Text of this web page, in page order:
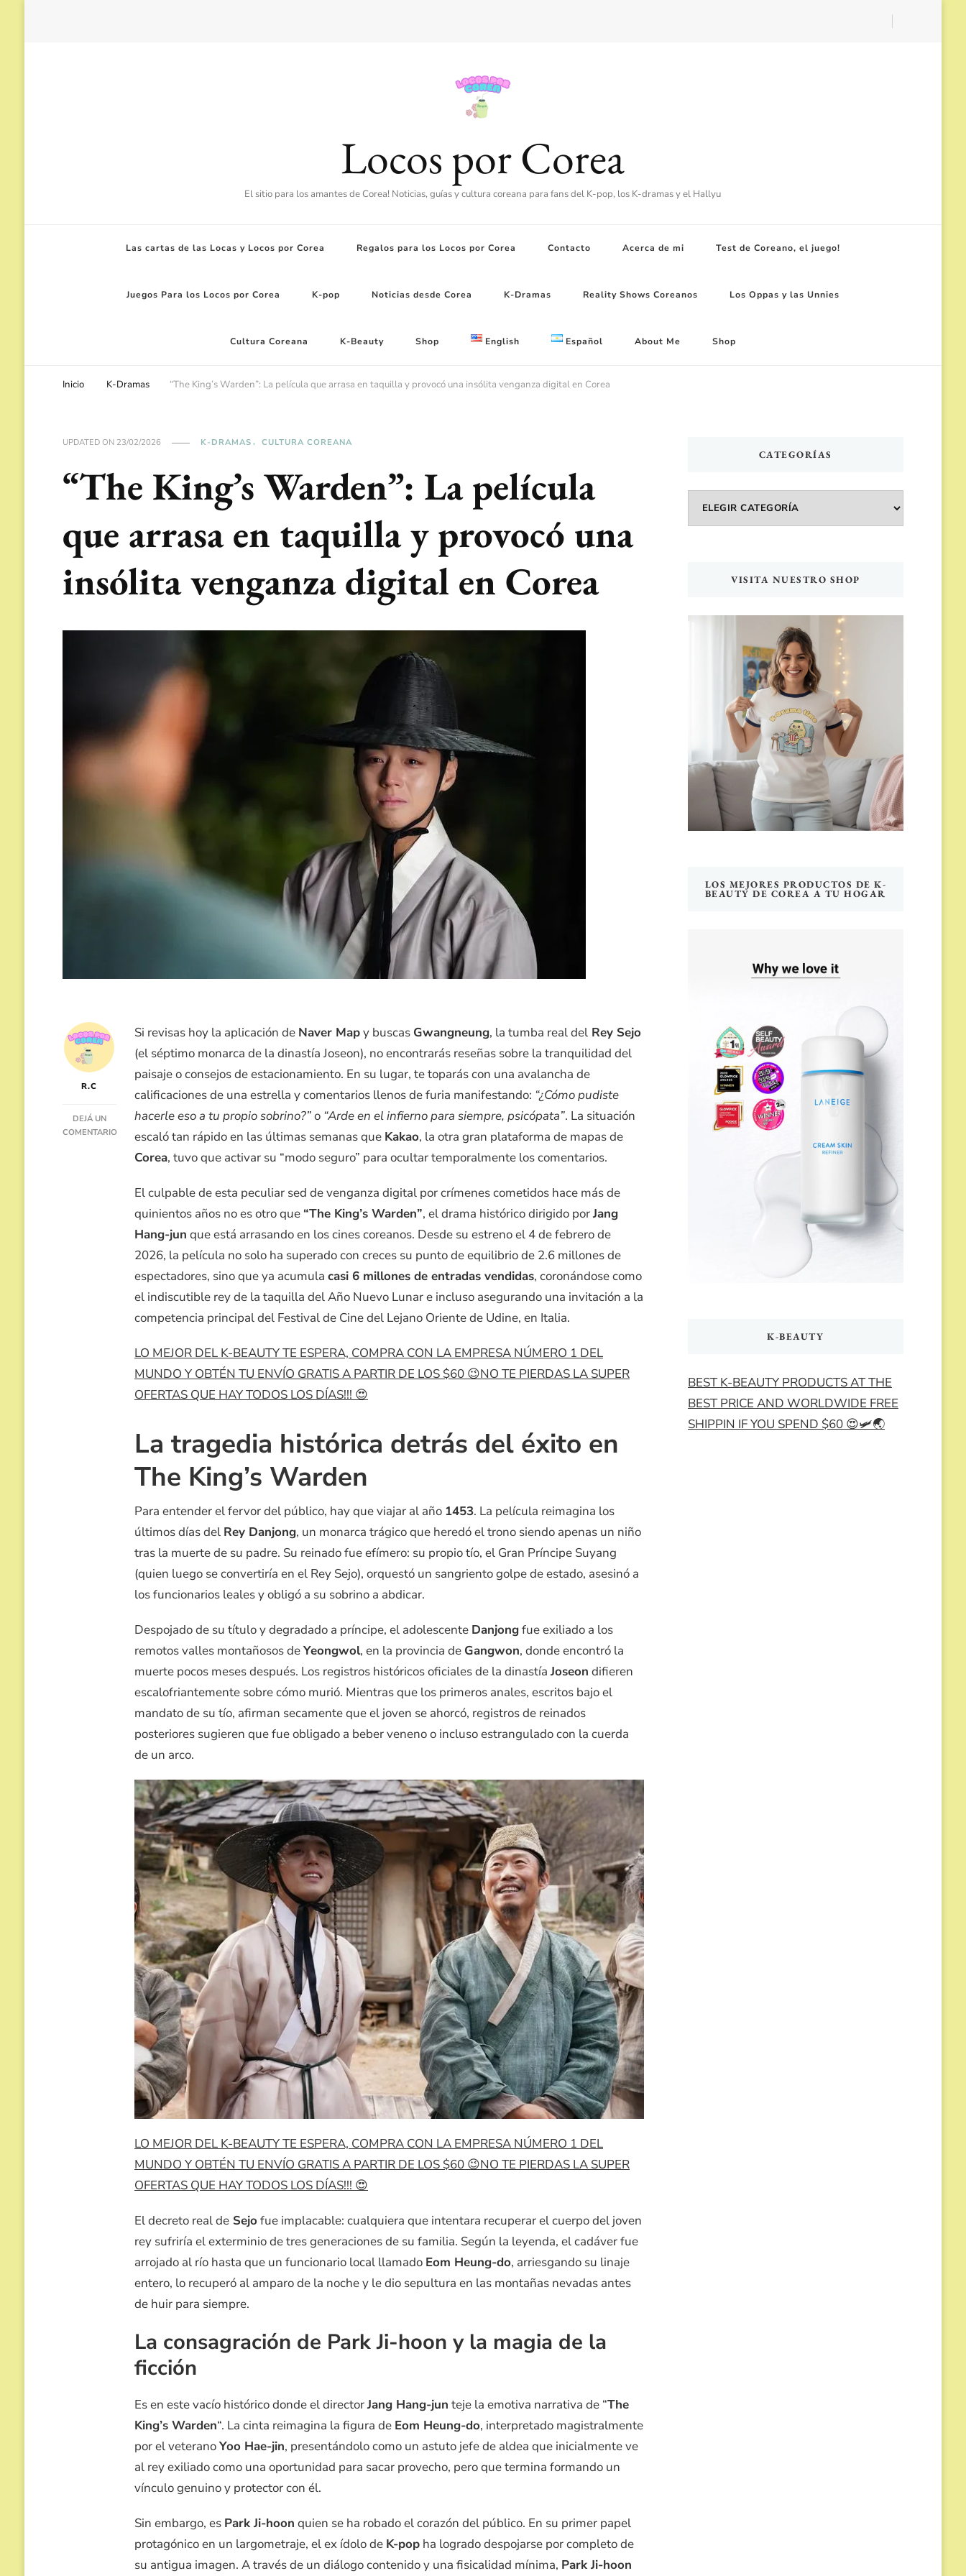
Locos por Corea
El sitio para los amantes de Corea! Noticias, guías y cultura coreana para fans del K-pop, los K-dramas y el Hallyu
Las cartas de las Locas y Locos por Corea Regalos para los Locos por Corea Contacto Acerca de mi Test de Coreano, el juego!
Juegos Para los Locos por Corea K-pop Noticias desde Corea K-Dramas Reality Shows Coreanos Los Oppas y las Unnies
Cultura Coreana K-Beauty Shop English Español About Me Shop
Inicio K-Dramas “The King’s Warden”: La película que arrasa en taquilla y provocó una insólita venganza digital en Corea
UPDATED ON 23/02/2026 K-DRAMAS CULTURA COREANA
“The King’s Warden”: La película
que arrasa en taquilla y provocó una
insólita venganza digital en Corea
R.C
DEJÁ UN
COMENTARIO
Si revisas hoy la aplicación de Naver Mapy buscas Gwangneung, la tumba real delRey Sejo
(el séptimo monarca de la dinastía Joseon), no encontrarás reseñas sobre la tranquilidad del
paisaje o consejos de estacionamiento. En su lugar, te toparás con una avalancha de
calificaciones de una estrella y comentarios llenos de furia manifestando: “¿Cómo pudiste
hacerle eso a tu propio sobrino?”o “Arde en el infierno para siempre, psicópata”. La situación
escaló tan rápido en las últimas semanas que Kakao, la otra gran plataforma de mapas de
Corea, tuvo que activar su “modo seguro” para ocultar temporalmente los comentarios.
El culpable de esta peculiar sed de venganza digital por crímenes cometidos hace más de
quinientos años no es otro que “The King’s Warden”, el drama histórico dirigido porJang
Hang-jun que está arrasando en los cines coreanos. Desde su estreno el 4 de febrero de
2026, la película no solo ha superado con creces su punto de equilibrio de 2.6 millones de
espectadores, sino que ya acumula casi 6 millones de entradas vendidas, coronándose como
el indiscutible rey de la taquilla del Año Nuevo Lunar e incluso asegurando una invitación a la
competencia principal del Festival de Cine del Lejano Oriente de Udine, en Italia.
LO MEJOR DEL K-BEAUTY TE ESPERA, COMPRA CON LA EMPRESA NÚMERO 1 DEL
MUNDO Y OBTÉN TU ENVÍO GRATIS A PARTIR DE LOS $60 😉NO TE PIERDAS LA SUPER
OFERTAS QUE HAY TODOS LOS DÍAS!!! 😍
La tragedia histórica detrás del éxito en
The King’s Warden
Para entender el fervor del público, hay que viajar al año 1453. La película reimagina los
últimos días del Rey Danjong, un monarca trágico que heredó el trono siendo apenas un niño
tras la muerte de su padre. Su reinado fue efímero: su propio tío, el Gran Príncipe Suyang
(quien luego se convertiría en el Rey Sejo), orquestó un sangriento golpe de estado, asesinó a
los funcionarios leales y obligó a su sobrino a abdicar.
Despojado de su título y degradado a príncipe, el adolescente Danjongfue exiliado a los
remotos valles montañosos deYeongwol, en la provincia de Gangwon, donde encontró la
muerte pocos meses después. Los registros históricos oficiales de la dinastía Joseon difieren
escalofriantemente sobre cómo murió. Mientras que los primeros anales, escritos bajo el
mandato de su tío, afirman secamente que el joven se ahorcó, registros de reinados
posteriores sugieren que fue obligado a beber veneno o incluso estrangulado con la cuerda
de un arco.
LO MEJOR DEL K-BEAUTY TE ESPERA, COMPRA CON LA EMPRESA NÚMERO 1 DEL
MUNDO Y OBTÉN TU ENVÍO GRATIS A PARTIR DE LOS $60 😉NO TE PIERDAS LA SUPER
OFERTAS QUE HAY TODOS LOS DÍAS!!! 😍
El decreto real deSejo fue implacable: cualquiera que intentara recuperar el cuerpo del joven
rey sufriría el exterminio de tres generaciones de su familia. Según la leyenda, el cadáver fue
arrojado al río hasta que un funcionario local llamado Eom Heung-do, arriesgando su linaje
entero, lo recuperó al amparo de la noche y le dio sepultura en las montañas nevadas antes
de huir para siempre.
La consagración de Park Ji-hoon y la magia de la
ficción
Es en este vacío histórico donde el directorJang Hang-jun teje la emotiva narrativa de “The
King’s Warden“. La cinta reimagina la figura de Eom Heung-do, interpretado magistralmente
por el veteranoYoo Hae-jin, presentándolo como un astuto jefe de aldea que inicialmente ve
al rey exiliado como una oportunidad para sacar provecho, pero que termina formando un
vínculo genuino y protector con él.
Sin embargo, es Park Ji-hoon quien se ha robado el corazón del público. En su primer papel
protagónico en un largometraje, el ex ídolo de K-popha logrado despojarse por completo de
su antigua imagen. A través de un diálogo contenido y una fisicalidad mínima, Park Ji-hoon
CATEGORÍAS
Categorías
VISITA NUESTRO SHOP
LOS MEJORES PRODUCTOS DE K-
BEAUTY DE COREA A TU HOGAR
K-BEAUTY
BEST K-BEAUTY PRODUCTS AT THE
BEST PRICE AND WORLDWIDE FREE
SHIPPIN IF YOU SPEND $60 😍🛩️🌏